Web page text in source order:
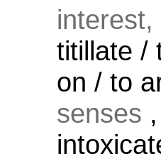
titillate /
on / to
senses